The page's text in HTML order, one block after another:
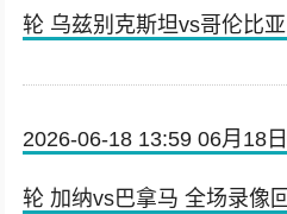
轮 乌兹别克斯坦vs哥伦比
2026-06-18 13:59 06月18
轮 加纳vs巴拿马 全场录像